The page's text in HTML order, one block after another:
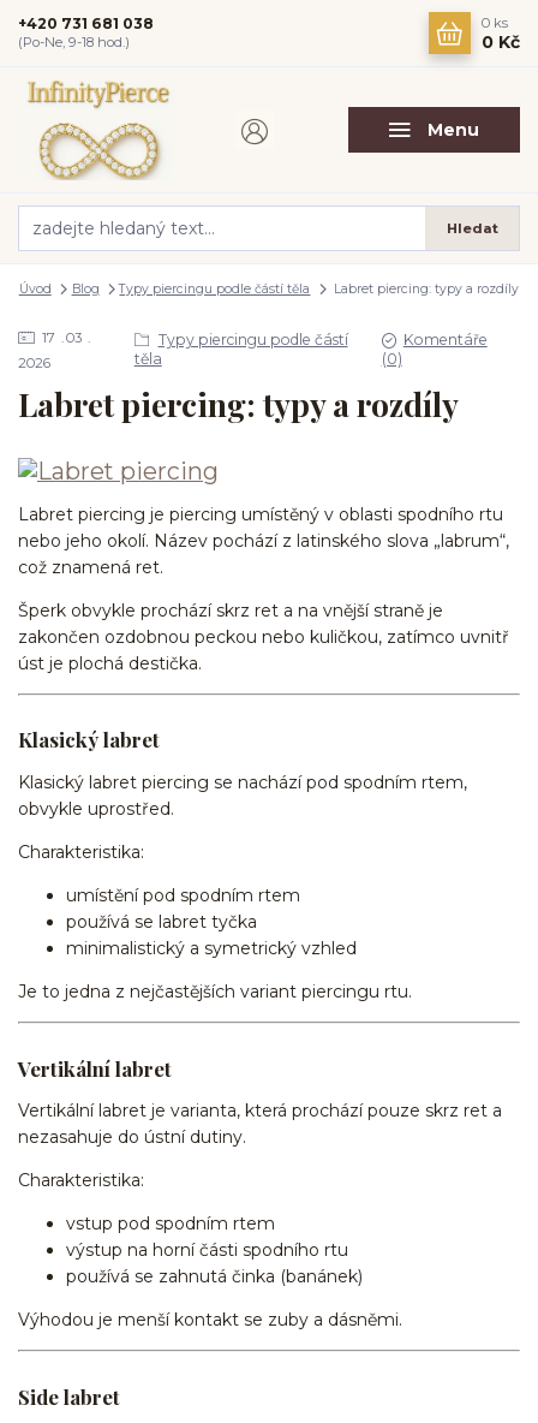
Menu
Hledat
+420 731 681 038
(Po-Ne, 9-18 hod.)
0 ks
0 Kč
Úvod Blog Typy piercingu podle částí těla Labret piercing: typy a rozdíly
17
03
2026
Typy piercingu podle částí
těla
Komentáře
(0)
Labret piercing: typy a rozdíly
Labret piercing je piercing umístěný v oblasti spodního rtu
nebo jeho okolí. Název pochází z latinského slova „labrum“,
což znamená ret.
Šperk obvykle prochází skrz ret a na vnější straně je
zakončen ozdobnou peckou nebo kuličkou, zatímco uvnitř
úst je plochá destička.
Klasický labret
Klasický labret piercing se nachází pod spodním rtem,
obvykle uprostřed.
Charakteristika:
umístění pod spodním rtem
používá se labret tyčka
minimalistický a symetrický vzhled
Je to jedna z nejčastějších variant piercingu rtu.
Vertikální labret
Vertikální labret je varianta, která prochází pouze skrz ret a
nezasahuje do ústní dutiny.
Charakteristika:
vstup pod spodním rtem
výstup na horní části spodního rtu
používá se zahnutá činka (banánek)
Výhodou je menší kontakt se zuby a dásněmi.
Side labret